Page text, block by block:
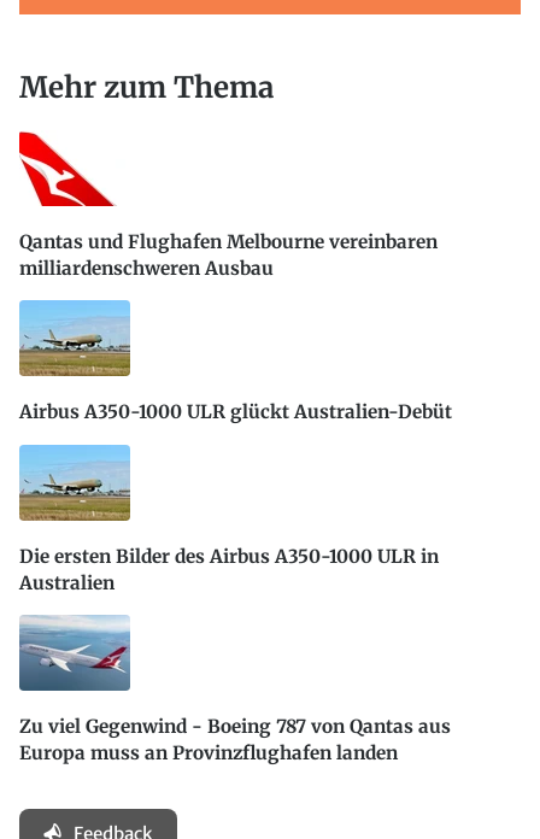
Qantas und Flughafen Melbourne vereinbaren
Airbus A350-1000 ULR glückt Australien-Debüt
Die ersten Bilder des Airbus A350-1000 ULR in
Zu viel Gegenwind - Boeing 787 von Qantas aus